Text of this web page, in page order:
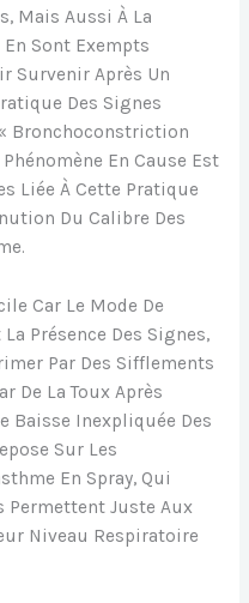
Mais Aussi À La
Sont Exempts
Survenir Après Un
Des Signes
Bronchoconstriction
En Cause Est
Liée À Cette Pratique
Du Calibre Des
Car Le Mode De
Présence Des Signes,
Par Des Sifflements
De La Toux Après
Baisse Inexpliquée Des
Sur Les
En Spray, Qui
Permettent Juste Aux
Niveau Respiratoire